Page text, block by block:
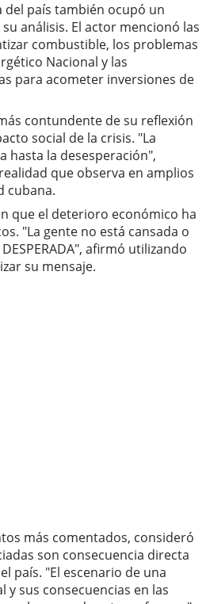
del país también ocupó un
análisis. El actor mencionó las
combustible, los problemas
Nacional y las
para acometer inversiones de
contundente de su reflexión
social de la crisis. "La
hasta la desesperación",
que observa en amplios
cubana.
que el deterioro económico ha
"La gente no está cansada o
afirmó utilizando
su mensaje.
más comentados, consideró
son consecuencia directa
país. "El escenario de una
y sus consecuencias en las